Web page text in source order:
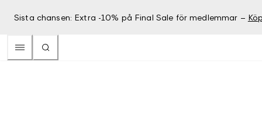
Sista chansen: Extra -10% på Final Sale för medlemmar –